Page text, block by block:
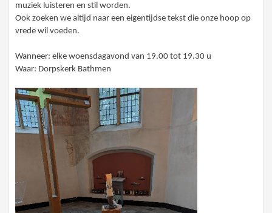
muziek luisteren en stil worden.
Ook zoeken we altijd naar een eigentijdse tekst die onze hoop op
vrede wil voeden.
Wanneer: elke woensdagavond van 19.00 tot 19.30 u
Waar: Dorpskerk Bathmen